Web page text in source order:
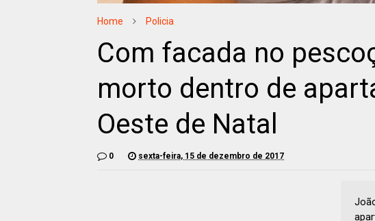
Home Policia
Com facada no
morto dentro de
Oeste de Natal
0 sexta-feira, 15 de dezembro de 2017